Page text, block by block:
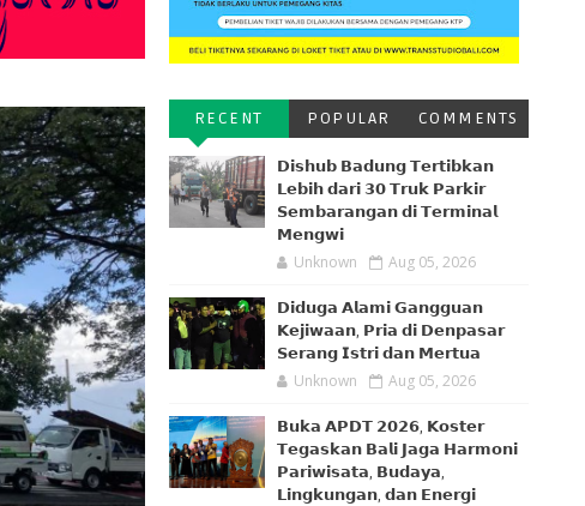
RECENT POPULAR COMMENTS
𝗗𝗶𝘀𝗵𝘂𝗯 𝗕𝗮𝗱𝘂𝗻𝗴 𝗧𝗲𝗿𝘁𝗶𝗯𝗸𝗮𝗻
𝗟𝗲𝗯𝗶𝗵 𝗱𝗮𝗿𝗶 𝟯𝟬 𝗧𝗿𝘂𝗸 𝗣𝗮𝗿𝗸𝗶𝗿
𝗦𝗲𝗺𝗯𝗮𝗿𝗮𝗻𝗴𝗮𝗻 𝗱𝗶 𝗧𝗲𝗿𝗺𝗶𝗻𝗮𝗹
𝗠𝗲𝗻𝗴𝘄𝗶
Unknown Aug 05, 2026
𝗗𝗶𝗱𝘂𝗴𝗮 𝗔𝗹𝗮𝗺𝗶 𝗚𝗮𝗻𝗴𝗴𝘂𝗮𝗻
𝗞𝗲𝗷𝗶𝘄𝗮𝗮𝗻, 𝗣𝗿𝗶𝗮 𝗱𝗶 𝗗𝗲𝗻𝗽𝗮𝘀𝗮𝗿
𝗦𝗲𝗿𝗮𝗻𝗴 𝗜𝘀𝘁𝗿𝗶 𝗱𝗮𝗻 𝗠𝗲𝗿𝘁𝘂𝗮
Unknown Aug 05, 2026
𝗕𝘂𝗸𝗮 𝗔𝗣𝗗𝗧 𝟮𝟬𝟮𝟲, 𝗞𝗼𝘀𝘁𝗲𝗿
𝗧𝗲𝗴𝗮𝘀𝗸𝗮𝗻 𝗕𝗮𝗹𝗶 𝗝𝗮𝗴𝗮 𝗛𝗮𝗿𝗺𝗼𝗻𝗶
𝗣𝗮𝗿𝗶𝘄𝗶𝘀𝗮𝘁𝗮, 𝗕𝘂𝗱𝗮𝘆𝗮,
𝗟𝗶𝗻𝗴𝗸𝘂𝗻𝗴𝗮𝗻, 𝗱𝗮𝗻 𝗘𝗻𝗲𝗿𝗴𝗶